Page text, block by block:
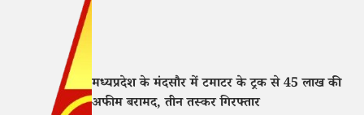
मध्यप्रदेश के मंदसौर में टमाटर के ट्रक से 45 लाख की
अफीम बरामद, तीन तस्कर गिरफ्तार